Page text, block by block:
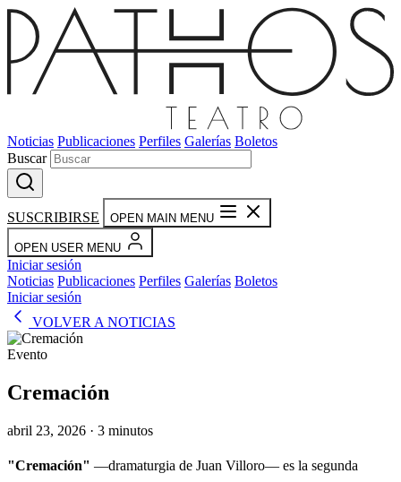
Noticias Publicaciones Perfiles Galerías Boletos
Buscar
SUSCRIBIRSE OPEN MAIN MENU
OPEN USER MENU
Iniciar sesión
Noticias Publicaciones Perfiles Galerías Boletos
Iniciar sesión
VOLVER A NOTICIAS
Evento
Cremación
abril 23, 2026 · 3 minutos
"Cremación" —dramaturgia de Juan Villoro— es la segunda